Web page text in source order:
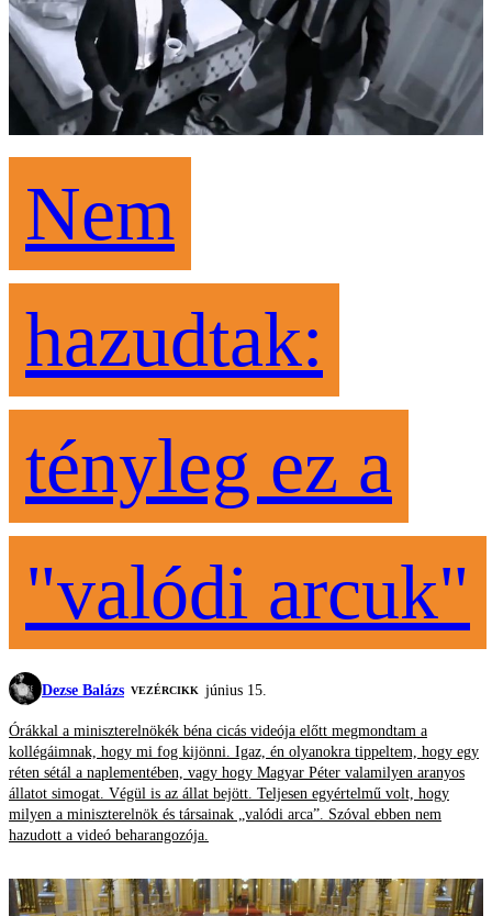
Nem
hazudtak:
tényleg ez a
"valódi arcuk"
Dezse Balázs VEZÉRCIKK június 15.
Órákkal a miniszterelnökék béna cicás videója előtt megmondtam a
kollégáimnak, hogy mi fog kijönni. Igaz, én olyanokra tippeltem, hogy egy
réten sétál a naplementében, vagy hogy Magyar Péter valamilyen aranyos
állatot simogat. Végül is az állat bejött. Teljesen egyértelmű volt, hogy
milyen a miniszterelnök és társainak „valódi arca”. Szóval ebben nem
hazudott a videó beharangozója.